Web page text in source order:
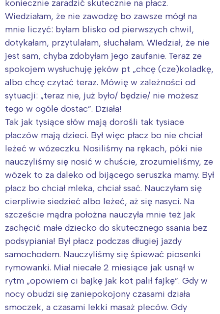
koniecznie zaradzić skutecznie na płacz.
Wiedziałam, że nie zawodzę bo zawsze mógł na
mnie liczyć: byłam blisko od pierwszych chwil,
dotykałam, przytulałam, słuchałam. WIedział, że nie
jest sam, chyba zdobyłam jego zaufanie. Teraz ze
spokojem wysłuchuję jęków pt „chcę (cze)koladkę,
albo chcę czytać teraz. Mówię w zależności od
sytuacji: „teraz nie, już było/ będzie/ nie możesz
tego w ogóle dostac”. Działa!
Tak jak tysiące słów mają dorośli tak tysiace
płaczów mają dzieci. Był więc płacz bo nie chciał
leżeć w wózeczku. Nosiliśmy na rękach, póki nie
nauczyliśmy się nosić w chuście, zrozumieliśmy, ze
wózek to za daleko od bijącego seruszka mamy. Był
płacz bo chciał mleka, chciał ssać. Nauczyłam się
cierpliwie siedzieć albo leżeć, aż się nasyci. Na
szczeście mądra położna nauczyła mnie też jak
zachęcić małe dziecko do skutecznego ssania bez
podsypiania! Był płacz podczas długiej jazdy
samochodem. Nauczyliśmy się śpiewać piosenki
rymowanki. Miał niecałe 2 miesiące jak usnął w
rytm „opowiem ci bajkę jak kot palił fajkę”. Gdy w
nocy obudzi się zaniepokojony czasami działa
smoczek, a czasami lekki masaż pleców. Gdy